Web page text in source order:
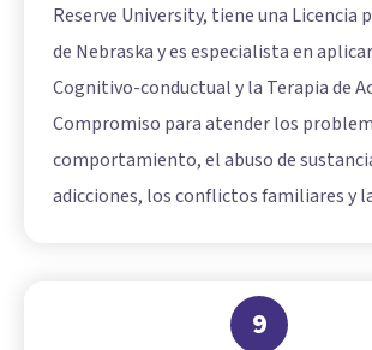
Reserve University, tiene una Licencia
de Nebraska y es especialista en
Cognitivo-conductual y la Terapia de
Compromiso para atender los
comportamiento, el abuso de
adicciones, los conflictos familiares y
9